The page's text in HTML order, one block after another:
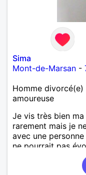
Sima
Mont-de-Marsan -
Homme
amoureuse
Je vis très bien
rarement mais je
avec une
ne pourrait pas
Je recherche de
vivre sous le